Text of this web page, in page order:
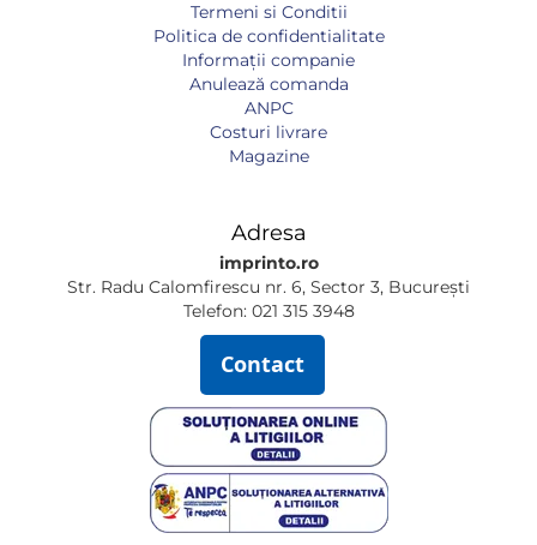
Termeni si Conditii
Politica de confidentialitate
Informaţii companie
Anulează comanda
ANPC
Costuri livrare
Magazine
Adresa
imprinto.ro
Str. Radu Calomfirescu nr. 6, Sector 3, București
Telefon: 021 315 3948
Contact